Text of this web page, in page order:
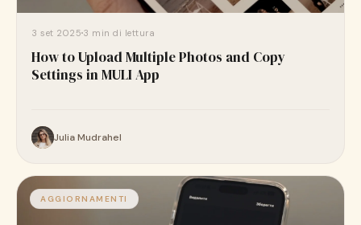
3 set 2025 3 min di lettura
How to Upload Multiple Photos and Copy
Settings in MULI App
Julia Mudrahel
AGGIORNAMENTI